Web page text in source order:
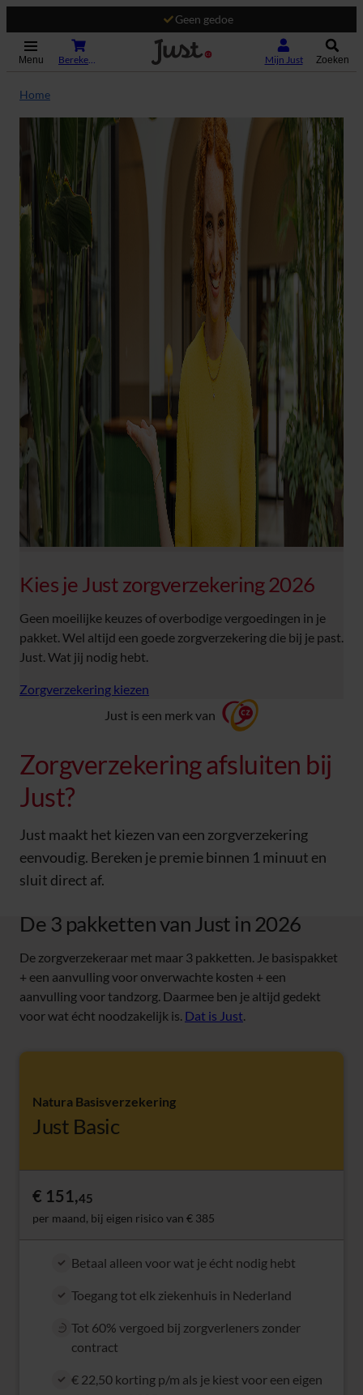
Geen gedoe
Menu Mijn Just Zoeken
Home
Kies je Just zorgverzekering 2026
Geen moeilijke keuzes of overbodige vergoedingen in je
pakket. Wel altijd een goede zorgverzekering die bij je past.
Just. Wat jij nodig hebt.
Zorgverzekering kiezen
Just is een merk van
Zorgverzekering afsluiten bij
Just?
Just maakt het kiezen van een zorgverzekering
eenvoudig. Bereken je premie binnen 1 minuut en
sluit direct af.
De 3 pakketten van Just in 2026
De zorgverzekeraar met maar 3 pakketten. Je basispakket
+ een aanvulling voor onverwachte kosten + een
aanvulling voor tandzorg. Daarmee ben je altijd gedekt
voor wat écht noodzakelijk is. Dat is Just
Natura Basisverzekering
Just Basic
€ 151,45
per maand, bij eigen risico van € 385
Betaal alleen voor wat je écht nodig hebt
Toegang tot elk ziekenhuis in Nederland
Tot 60% vergoed bij zorgverleners zonder
contract
€ 22,50 korting p/m als je kiest voor een eigen